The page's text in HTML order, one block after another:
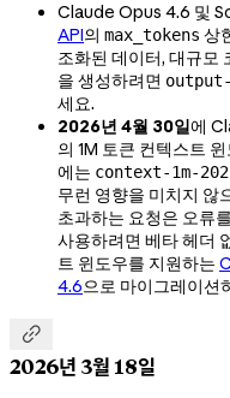
Claude Opus 4.6 및
API의 max_tokens 상
조화된 데이터, 대규모
을 생성하려면
세요.
2026년 4월 30일에
의 1M 토큰 컨텍스트
에는 context-1m-
무런 영향을 미치지 않
초과하는 요청은 오류
사용하려면 베타 헤더
트 윈도우를 지원하는
4.6으로 마이그레이션

2026년 3월 18일